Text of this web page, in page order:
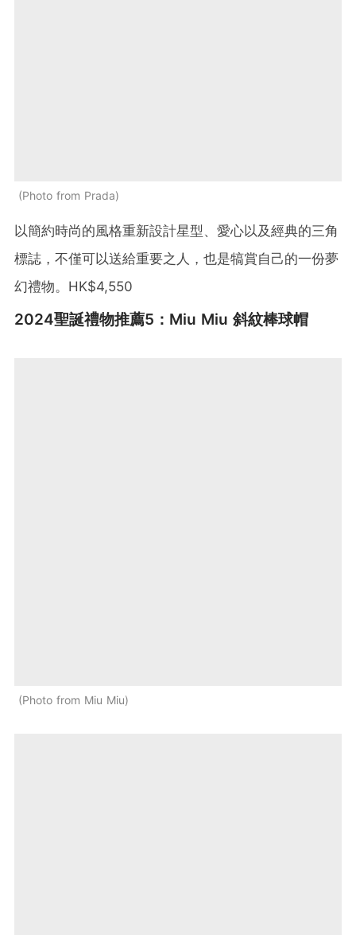
Photo from Prada
以簡約時尚的風格重新設計星型、愛心以及經典的三角
標誌，不僅可以送給重要之人，也是犒賞自己的一份夢
幻禮物。HK$4,550
2024聖誕禮物推薦5：Miu Miu 斜紋棒球帽
Photo from Miu Miu